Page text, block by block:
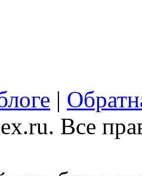
|
Все